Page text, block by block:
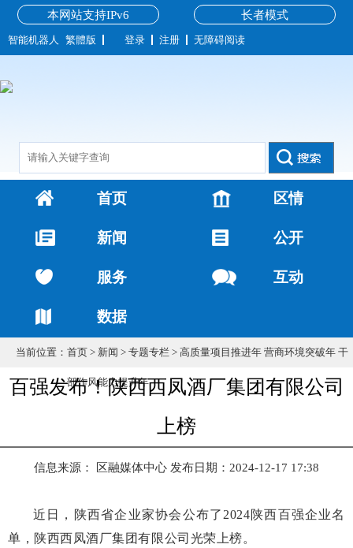
长者模式
本网站支持IPv6
智能机器人 繁體版 登录 注册 无障碍阅读
首页 区情
新闻 公开
服务 互动
数据
当前位置： 首页 > 新闻 > 专题专栏 > 高质量项目推进年 营商环境突破年 干
部作风能力提升年
百强发布！陕西西凤酒厂集团有限公司
上榜
信息来源： 区融媒体中心 发布日期：2024-12-17 17:38
近日，陕西省企业家协会公布了2024陕西百强企业名
单，陕西西凤酒厂集团有限公司光荣上榜。